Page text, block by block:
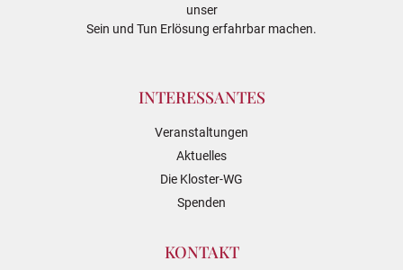
unser
Sein und Tun Erlösung erfahrbar machen.
INTERESSANTES
Veranstaltungen
Aktuelles
Die Kloster-WG
Spenden
KONTAKT